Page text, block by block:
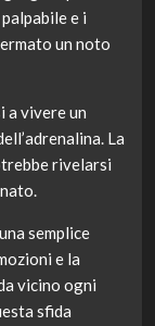
e i
un noto
a vivere un
La
rivelarsi
semplice
e la
vicino ogni
sfida